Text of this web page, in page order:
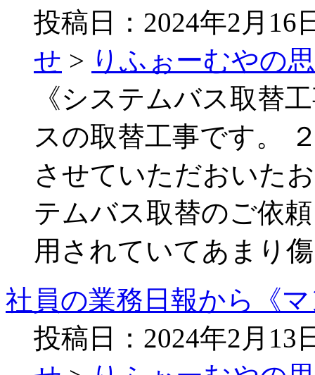
投稿日：2024年2月16
せ > りふぉーむやの
《システムバス取替
スの取替工事です。
させていただおいた
テムバス取替のご依
用されていてあまり
社員の業務日報から《
投稿日：2024年2月13